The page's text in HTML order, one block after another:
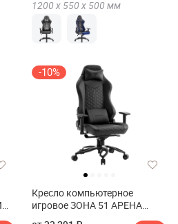
1200 х 550 х 500 мм
-10%
Кресло компьютерное
игровое ЗОНА 51 АРЕНА